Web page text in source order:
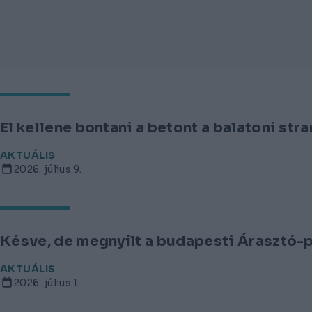
El kellene bontani a betont a balatoni
AKTUÁLIS
2026. július 9.
Késve, de megnyílt a budapesti Árasztó-
AKTUÁLIS
2026. július 1.